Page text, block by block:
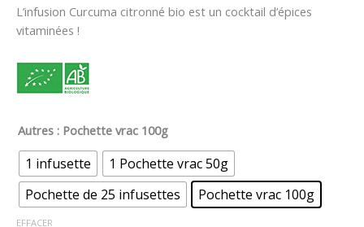
L’infusion Curcuma citronné bio est un cocktail d’épices
vitaminées !
Autres : Pochette vrac 100g
1 infusette
1 Pochette vrac 50g
Pochette de 25 infusettes
Pochette vrac 100g
EFFACER